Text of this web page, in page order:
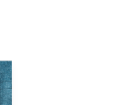
ンサルティング、人事・経理や
サルティングも行っており、そ
多くの中小企業に活用していた
在地も新横浜駅前にあり、横浜